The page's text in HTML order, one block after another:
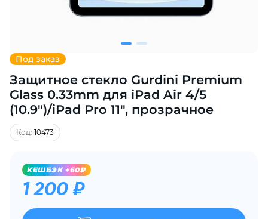
Под заказ
Защитное стекло Gurdini Premium
Glass 0.33mm для iPad Air 4/5
(10.9")/iPad Pro 11", прозрачное
Код: 10473
KЕШБЭК +60₽
1 200 ₽
% картой любого банка
Получайте товар
выбранный способом
Оставшиеся
по25%каждые 2 недели
Подробнее